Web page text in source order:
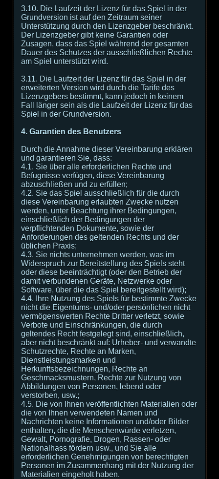
3.10. Die Laufzeit der Lizenz für das Spiel in der
Grundversion ist auf den Zeitraum seiner
Unterstützung durch den Lizenzgeber beschränkt.
Der Lizenzgeber gibt keine Garantien oder
Zusagen, dass das Spiel während der gesamten
Dauer des Schutzes der ausschließlichen Rechte
am Spiel unterstützt wird.
3.11. Die Laufzeit der Lizenz für das Spiel in der
erweiterten Version wird durch die Tarife des
Lizenzgebers bestimmt, kann jedoch in keinem
Fall länger sein als die Laufzeit der Lizenz für das
Spiel in der Grundversion.
4. Garantien des Benutzers
Durch die Annahme dieser Vereinbarung erklären
und garantieren Sie, dass:
4.1. Sie über alle erforderlichen Rechte und
Befugnisse verfügen, diese Vereinbarung
abzuschließen und zu erfüllen;
4.2. Sie das Spiel ausschließlich für die durch
diese Vereinbarung erlaubten Zwecke nutzen
werden, unter Beachtung ihrer Bedingungen,
einschließlich der Bedingungen der
verpflichtenden Dokumente, sowie der
Anforderungen des geltenden Rechts und der
üblichen Praxis;
4.3. Sie nichts unternehmen werden, was im
Widerspruch zur Bereitstellung des Spiels steht
oder diese beeinträchtigt (oder den Betrieb der
damit verbundenen Geräte, Netzwerke oder
Software, über die das Spiel bereitgestellt wird);
4.4. Ihre Nutzung des Spiels für bestimmte Zwecke
nicht die Eigentums- und/oder persönlichen nicht
vermögenswerten Rechte Dritter verletzt, sowie
Verbote und Einschränkungen, die durch
geltendes Recht festgelegt sind, einschließlich,
aber nicht beschränkt auf: Urheber- und verwandte
Schutzrechte, Rechte an Marken,
Dienstleistungsmarken und
Herkunftsbezeichnungen, Rechte an
Geschmacksmustern, Rechte zur Nutzung von
Abbildungen von Personen, lebend oder
verstorben, usw.;
4.5. Die von Ihnen veröffentlichten Materialien oder
die von Ihnen verwendeten Namen und
Nachrichten keine Informationen und/oder Bilder
enthalten, die die Menschenwürde verletzen,
Gewalt, Pornografie, Drogen, Rassen- oder
Nationalhass fördern usw., und Sie alle
erforderlichen Genehmigungen von berechtigten
Personen im Zusammenhang mit der Nutzung der
Materialien eingeholt haben.